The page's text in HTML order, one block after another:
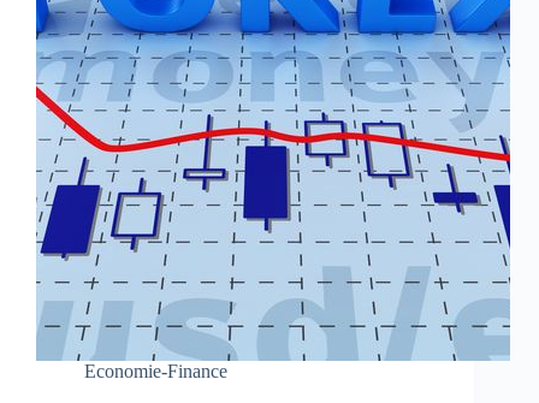
Economie-Finance